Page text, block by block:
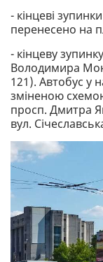
- кінцеві
перенесено на
- кінцеву
Володимира
121). Автобус у
зміненою
просп. Дмитра
вул.